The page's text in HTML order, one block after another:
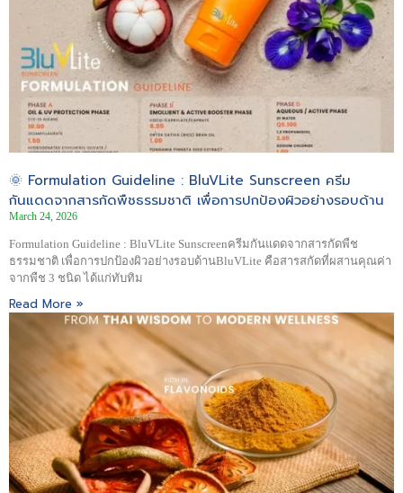
🌞 Formulation Guideline : BluVLite Sunscreen ครีม
กันแดดจากสารกัดพืชธรรมชาติ เพื่อการปกป้องผิวอย่างรอบด้าน
March 24, 2026
Formulation Guideline : BluVLite Sunscreenครีมกันแดดจากสารกัดพืช
ธรรมชาติ เพื่อการปกป้องผิวอย่างรอบด้านBluVLite คือสารสกัดที่ผสานคุณค่า
จากพืช 3 ชนิด ได้แก่ทับทิม
Read More »